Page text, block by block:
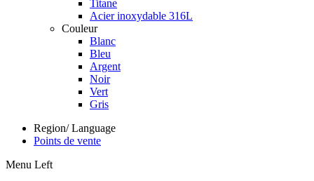
Titane
Acier inoxydable 316L
Couleur
Blanc
Bleu
Argent
Noir
Vert
Gris
Region/ Language
Points de vente
Menu Left